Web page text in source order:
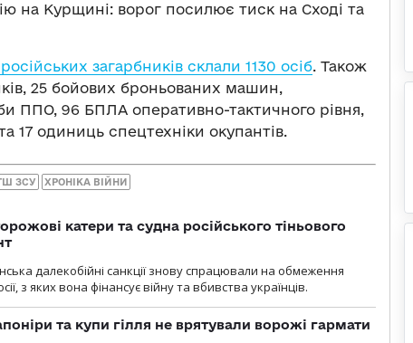
на Курщині: ворог посилює тиск на Сході та
загарбників склали 1130 осіб. Також
25 бойових броньованих машин,
ППО, 96 БПЛА оперативно-тактичного рівня,
17 одиниць спецтехніки окупантів.
ЗСУ ХРОНІКА ВІЙНИ
катери та судна російського тіньового
далекобійні санкції знову спрацювали на обмеження
з яких вона фінансує війну та вбивства українців.
та купи гілля не врятували ворожі гармати